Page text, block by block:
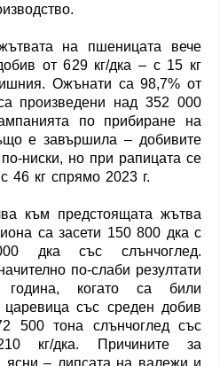
на пшеницата вече
от 629 кг/дка – с 15 кг
Ожънати са 98,7% от
произведени над 352 000
по прибиране на
е завършила – добивите
ниски, но при рапицата се
46 кг спрямо 2023 г.
към предстоящата жътва
са засети 150 800 дка с
дка със слънчоглед.
по-слаби резултати
година, когато са били
със среден добив
500 тона слънчоглед със
кг/дка. Причините за
ясни – липсата на валежи и